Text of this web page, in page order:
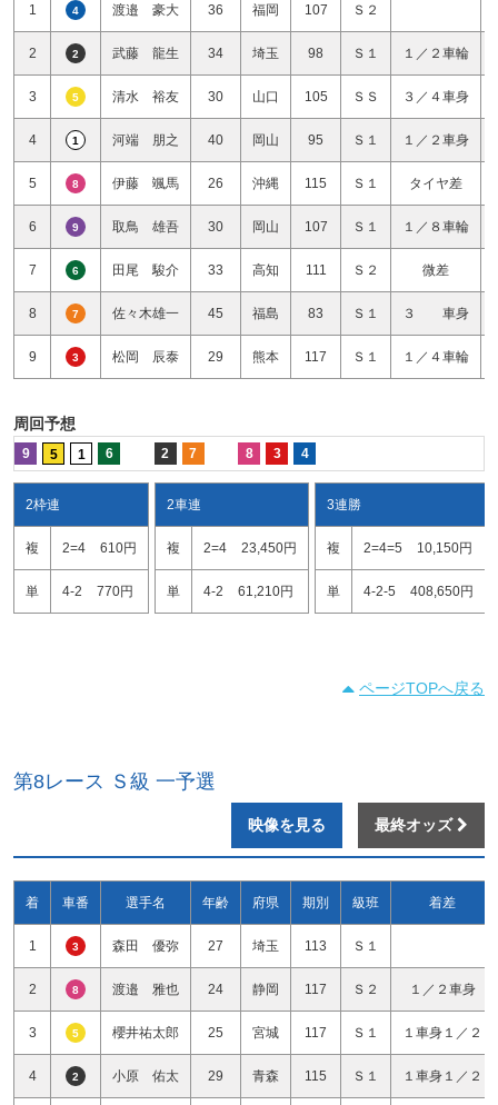
1 4 渡邉 豪大 36 福岡 107 Ｓ２
2 2 武藤 龍生 34 埼玉 98 Ｓ１ １／２車輪
3 5 清水 裕友 30 山口 105 ＳＳ ３／４車身
4 1 河端 朋之 40 岡山 95 Ｓ１ １／２車身
5 8 伊藤 颯馬 26 沖縄 115 Ｓ１ タイヤ差
6 9 取鳥 雄吾 30 岡山 107 Ｓ１ １／８車輪
7 6 田尾 駿介 33 高知 111 Ｓ２ 微差
8 7 佐々木雄一 45 福島 83 Ｓ１ ３ 車身
9 3 松岡 辰泰 29 熊本 117 Ｓ１ １／４車輪
周回予想
9 5 1 6 2 7 8 3 4
2枠連
複 2=4 610円
単 4-2 770円
2車連
複 2=4 23,450円
単 4-2 61,210円
3連勝
複 2=4=5 10,150円
単 4-2-5 408,650円
ページTOPへ戻る
第8レース Ｓ級 一予選
映像を見る 最終オッズ
着 車番 選手名 年齢 府県 期別 級班 着差
1 3 森田 優弥 27 埼玉 113 Ｓ１
2 8 渡邉 雅也 24 静岡 117 Ｓ２ １／２車身
3 5 櫻井祐太郎 25 宮城 117 Ｓ１ １車身１／２
4 2 小原 佑太 29 青森 115 Ｓ１ １車身１／２